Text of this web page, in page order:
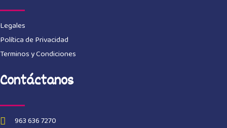
Legales
Política de Privacidad
Terminos y Condiciones
Contáctanos
963 636 7270